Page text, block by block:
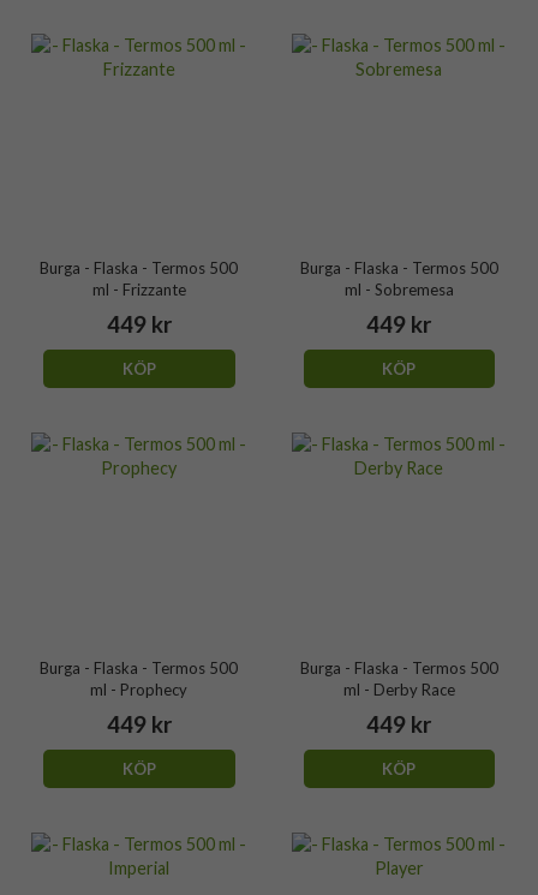
Burga - Flaska - Termos 500
ml - Frizzante
449 kr
KÖP
Burga - Flaska - Termos 500
ml - Sobremesa
449 kr
KÖP
Burga - Flaska - Termos 500
ml - Prophecy
449 kr
KÖP
Burga - Flaska - Termos 500
ml - Derby Race
449 kr
KÖP